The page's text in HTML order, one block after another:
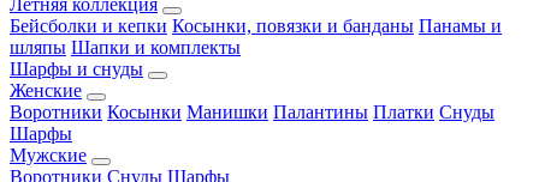
Летняя коллекция
Бейсболки и кепки Косынки, повязки и банданы Панамы и
шляпы Шапки и комплекты
Шарфы и снуды
Женские
Воротники Косынки Манишки Палантины Платки Снуды
Шарфы
Мужские
Воротники Снуды Шарфы